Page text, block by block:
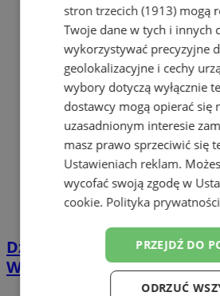
Dzień Dziecka z Muzeum
Wojskowej w Zabrzu
stron trzecich (1913)mogą
Twoje dane w tych i innych
wykorzystywać precyzyjne
geolokalizacyjne i cechy
wybory dotyczą wyłącznie
dostawcy mogą opierać się
uzasadnionym interesie
masz prawo sprzeciwić się
Ustawieniach reklam.
wycofać swoją zgodę w
cookie. Polityka prywatności
PRZEJDŹ DO
ODRZUĆ